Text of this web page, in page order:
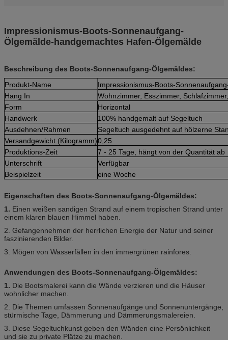
Impressionismus-Boots-Sonnenaufgang-
Ölgemälde-handgemachtes Hafen-Ölgemälde
Beschreibung des Boots-Sonnenaufgang-Ölgemäldes:
Produkt-Name
Impressionismus-Boots-
Hang In
Wohnzimmer, Esszimmer,
Form
Horizontal
Handwerk
100% handgemalt auf Segeltuch
Ausdehnen/Rahmen
Segeltuch ausgedehnt auf hölzerne
Versandgewicht (Kilogramm)0,25
Produktions-Zeit
7 - 25 Tage, hängt von der Quantität ab
Unterschrift
Verfügbar
Beispielzeit
eine Woche
Eigenschaften des Boots-Sonnenaufgang-Ölgemäldes:
1. Einen weißen sandigen Strand auf einem tropischen Strand unter
einem klaren blauen Himmel haben
2. Gefangennehmen der herrlichen Energie der Natur und seiner
faszinierenden Bilder.
3. Mögen von Wasserfällen in den immergrünen rainfores.
Anwendungen des Boots-Sonnenaufgang-Ölgemäldes:
1. Die Bootsmalerei kann die Wände verzieren und die Häuser
wohnlicher machen.
2. Die Themen umfassen Sonnenaufgänge und Sonnenuntergänge,
stürmische Tage, Dämmerung und Dämmerungsmalereien.
3. Diese Segeltuchkunst geben den Wänden eine Persönlichkeit
und sie zu private Plätze zu machen.